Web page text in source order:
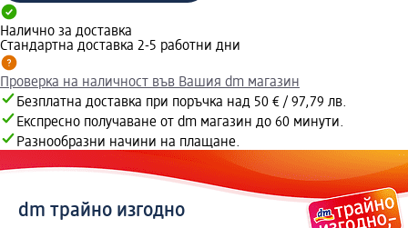
Налично за доставка
Стандартна доставка 2-5 работни дни
Проверка на наличност във Вашия dm магазин
Безплатна доставка при поръчка над 50 € / 97,79 лв.
Експресно получаване от dm магазин до 60 минути.
Разнообразни начини на плащане.
dm трайно изгодно